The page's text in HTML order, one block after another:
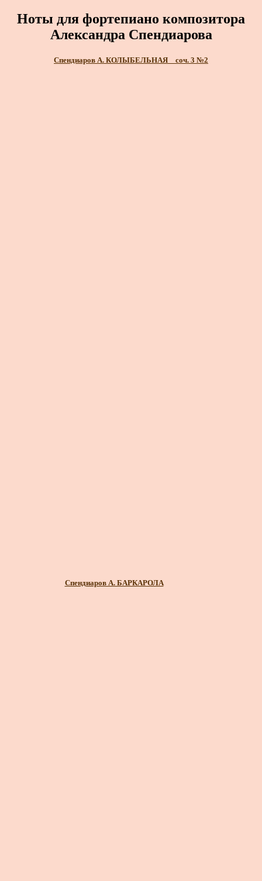
Ноты для фортепиано композитора
Александра Спендиарова
Спендиаров А. КОЛЫБЕЛЬНАЯ _ соч. 3 №2
Спендиаров А. БАРКАРОЛА